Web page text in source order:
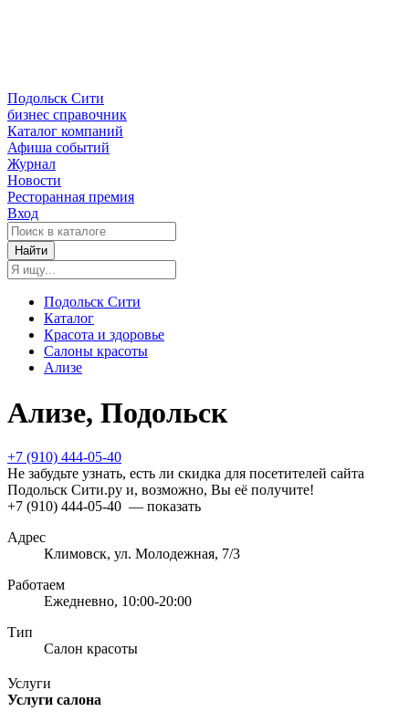
Подольск Сити
бизнес справочник
Каталог компаний
Афиша событий
Журнал
Новости
Ресторанная премия
Вход
Найти
Подольск Сити
Каталог
Красота и здоровье
Салоны красоты
Ализе
Ализе, Подольск
+7 (910) 444-05-40
Не забудьте узнать, есть ли скидка для посетителей сайта
Подольск Сити.ру и, возможно, Вы её получите!
+7 (910) 444-05-40 — показать
Адрес
Климовск, ул. Молодежная, 7/3
Работаем
Ежедневно, 10:00-20:00
Тип
Салон красоты
Услуги
Услуги салона